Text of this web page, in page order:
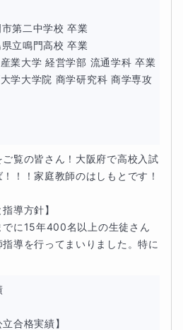
第二中学校 卒業
立鳴門高校 卒業
業大学 経営学部 流通学科 卒業
学大学院 商学研究科 商学専攻
ご覧の皆さん！大阪府で高校入試
！！家庭教師のはしもとです！
導方針】
でに15年400名以上の生徒さん
導を行ってまいりました。特に
合格実績】